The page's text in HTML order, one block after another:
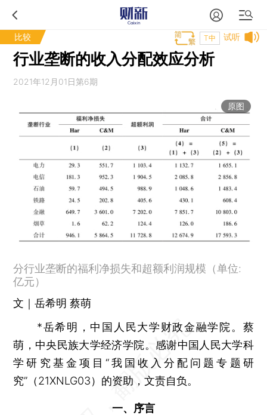
比较 试听
T中
行业垄断的收入分配效应分析
2021年12月01日第6期
原图
分行业垄断的福利净损失和超额利润规模（单位:
亿元）
文｜岳希明 蔡萌
*岳希明，中国人民大学财政金融学院。蔡
萌，中央民族大学经济学院。感谢中国人民大学科
学研究基金项目“我国收入分配问题专题研
究”（21XNLG03）的资助，文责自负。
一、序言